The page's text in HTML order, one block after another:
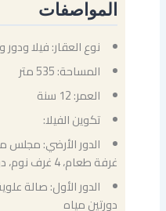
المواصفات
نوع العقار: فيلا
المساحة: 535 متر
العمر: 12 سنة
تكوين الفيلا:
الدور الأرضي: مجلس
غرفة طعام، 4 غرف نوم، دورتين مياه
الدور الأول: صالة
دورتين مياه